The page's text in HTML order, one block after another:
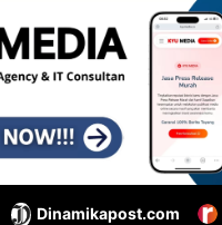
Dinamikapost.com